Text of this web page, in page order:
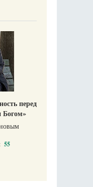
перед
Богом»
55